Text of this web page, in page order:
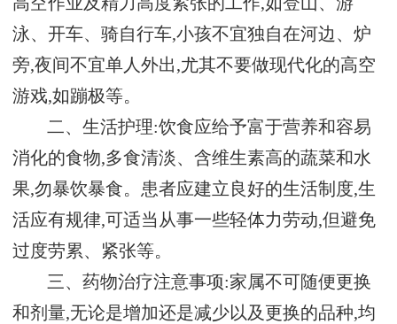
泳、开车、骑自行车,小孩不宜独自在河边、炉
旁,夜间不宜单人外出,尤其不要做现代化的高空
游戏,如蹦极等。
二、生活护理:饮食应给予富于营养和容易
消化的食物,多食清淡、含维生素高的蔬菜和水
果,勿暴饮暴食。患者应建立良好的生活制度,生
活应有规律,可适当从事一些轻体力劳动,但避免
过度劳累、紧张等。
三、药物治疗注意事项:家属不可随便更换
和剂量,无论是增加还是减少以及更换的品种,均